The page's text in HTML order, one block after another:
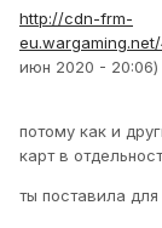
http://cdn-frm-
июн 2020 - 20:06)
потому как и
карт в
ты поставила